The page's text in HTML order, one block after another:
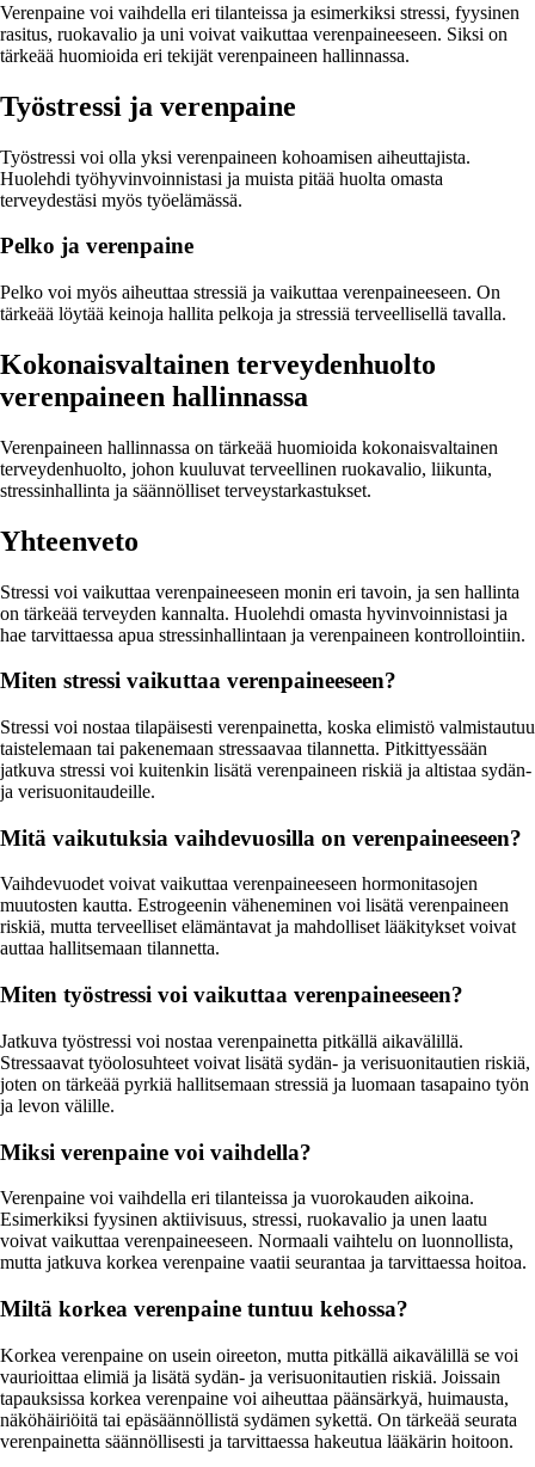
Verenpaine voi vaihdella eri tilanteissa ja esimerkiksi stressi, fyysinen
rasitus, ruokavalio ja uni voivat vaikuttaa verenpaineeseen. Siksi on
tärkeää huomioida eri tekijät verenpaineen hallinnassa.
Työstressi ja verenpaine
Työstressi voi olla yksi verenpaineen kohoamisen aiheuttajista.
Huolehdi työhyvinvoinnistasi ja muista pitää huolta omasta
terveydestäsi myös työelämässä.
Pelko ja verenpaine
Pelko voi myös aiheuttaa stressiä ja vaikuttaa verenpaineeseen. On
tärkeää löytää keinoja hallita pelkoja ja stressiä terveellisellä tavalla.
Kokonaisvaltainen terveydenhuolto
verenpaineen hallinnassa
Verenpaineen hallinnassa on tärkeää huomioida kokonaisvaltainen
terveydenhuolto, johon kuuluvat terveellinen ruokavalio, liikunta,
stressinhallinta ja säännölliset terveystarkastukset.
Yhteenveto
Stressi voi vaikuttaa verenpaineeseen monin eri tavoin, ja sen hallinta
on tärkeää terveyden kannalta. Huolehdi omasta hyvinvoinnistasi ja
hae tarvittaessa apua stressinhallintaan ja verenpaineen kontrollointiin.
Miten stressi vaikuttaa verenpaineeseen?
Stressi voi nostaa tilapäisesti verenpainetta, koska elimistö valmistautuu
taistelemaan tai pakenemaan stressaavaa tilannetta. Pitkittyessään
jatkuva stressi voi kuitenkin lisätä verenpaineen riskiä ja altistaa sydän-
ja verisuonitaudeille.
Mitä vaikutuksia vaihdevuosilla on verenpaineeseen?
Vaihdevuodet voivat vaikuttaa verenpaineeseen hormonitasojen
muutosten kautta. Estrogeenin väheneminen voi lisätä verenpaineen
riskiä, mutta terveelliset elämäntavat ja mahdolliset lääkitykset voivat
auttaa hallitsemaan tilannetta.
Miten työstressi voi vaikuttaa verenpaineeseen?
Jatkuva työstressi voi nostaa verenpainetta pitkällä aikavälillä.
Stressaavat työolosuhteet voivat lisätä sydän- ja verisuonitautien riskiä,
joten on tärkeää pyrkiä hallitsemaan stressiä ja luomaan tasapaino työn
ja levon välille.
Miksi verenpaine voi vaihdella?
Verenpaine voi vaihdella eri tilanteissa ja vuorokauden aikoina.
Esimerkiksi fyysinen aktiivisuus, stressi, ruokavalio ja unen laatu
voivat vaikuttaa verenpaineeseen. Normaali vaihtelu on luonnollista,
mutta jatkuva korkea verenpaine vaatii seurantaa ja tarvittaessa hoitoa.
Miltä korkea verenpaine tuntuu kehossa?
Korkea verenpaine on usein oireeton, mutta pitkällä aikavälillä se voi
vaurioittaa elimiä ja lisätä sydän- ja verisuonitautien riskiä. Joissain
tapauksissa korkea verenpaine voi aiheuttaa päänsärkyä, huimausta,
näköhäiriöitä tai epäsäännöllistä sydämen sykettä. On tärkeää seurata
verenpainetta säännöllisesti ja tarvittaessa hakeutua lääkärin hoitoon.